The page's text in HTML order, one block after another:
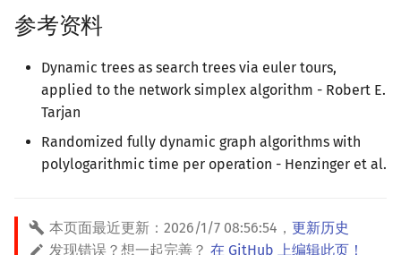
参考资料
Dynamic trees as search trees via euler tours,
applied to the network simplex algorithm - Robert E.
Tarjan
Randomized fully dynamic graph algorithms with
polylogarithmic time per operation - Henzinger et al.
本页面最近更新： 2026/1/7 08:56:54 ， 更新历史
发现错误？想一起完善？ 在 GitHub 上编辑此页！